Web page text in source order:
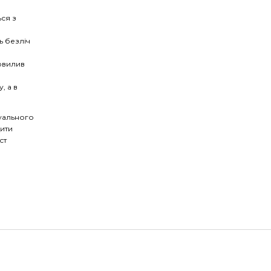
з
безліч
а в